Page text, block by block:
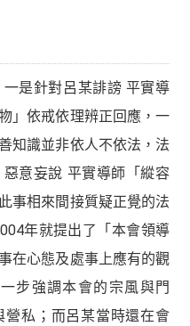
是針對呂某誹謗 平實導
」依戒依理辨正回應，一
知識並非依人不依法，法
意妄說 平實導師「縱容
事相來間接質疑正覺的法
年就提出了「本會領導
在心態及處事上應有的觀
步強調本會的宗風與門
私；而呂某當時還在會